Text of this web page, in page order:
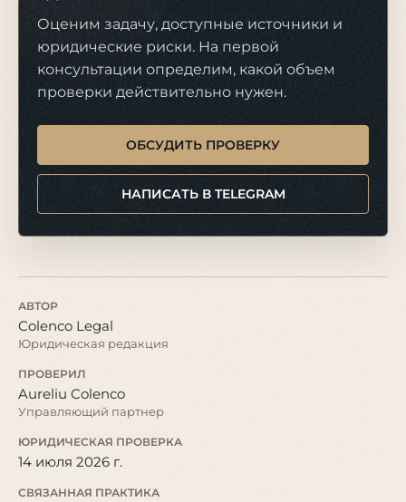
Оценим задачу, доступные источники и
юридические риски. На первой
консультации определим, какой объем
проверки действительно нужен.
ОБСУДИТЬ ПРОВЕРКУ
НАПИСАТЬ В TELEGRAM
АВТОР
Colenco Legal
Юридическая редакция
ПРОВЕРИЛ
Aureliu Colenco
Управляющий партнер
ЮРИДИЧЕСКАЯ ПРОВЕРКА
14 июля 2026 г.
СВЯЗАННАЯ ПРАКТИКА